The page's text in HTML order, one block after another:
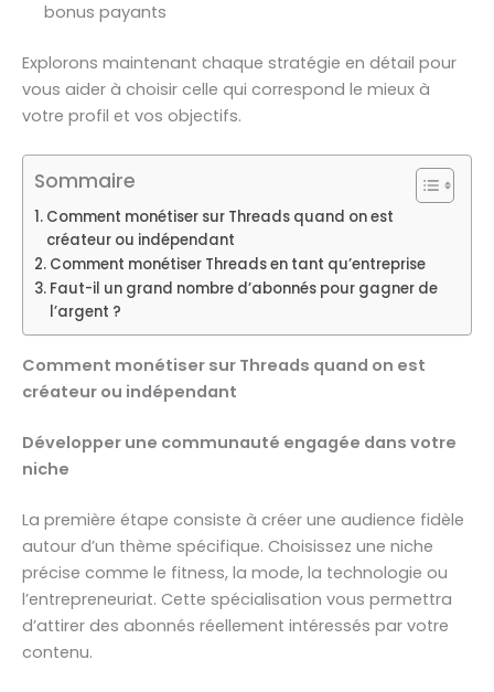
bonus payants
Explorons maintenant chaque stratégie en détail pour
vous aider à choisir celle qui correspond le mieux à
votre profil et vos objectifs.
Sommaire
Comment monétiser sur Threads quand on est
créateur ou indépendant
Comment monétiser Threads en tant qu’entreprise
Faut-il un grand nombre d’abonnés pour gagner de
l’argent ?
Comment monétiser sur Threads quand on est
créateur ou indépendant
Développer une communauté engagée dans votre
niche
La première étape consiste à créer une audience fidèle
autour d’un thème spécifique. Choisissez une niche
précise comme le fitness, la mode, la technologie ou
l’entrepreneuriat. Cette spécialisation vous permettra
d’attirer des abonnés réellement intéressés par votre
contenu.